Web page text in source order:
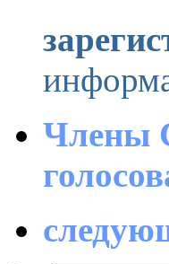
Члены